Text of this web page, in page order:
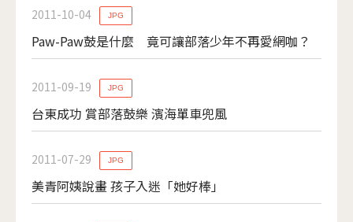
2011-10-04
Paw-Paw鼓是什麼 竟可讓部落少年不再愛網咖？
JPG
2011-09-19
台東成功 賞部落鼓樂 濱海單車兜風
JPG
2011-07-29
美青阿姨說畫 孩子入迷「她好棒」
JPG